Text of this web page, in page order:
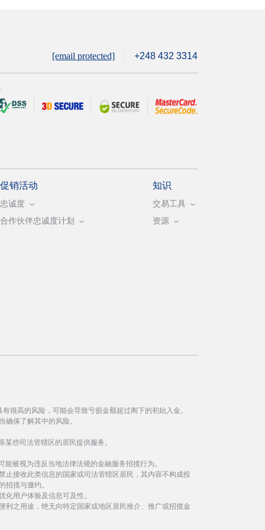
[email protected] +248 432 3314
促销活动
忠诚度
合作伙伴忠诚度计划
知识
交易工具
资源
很高的风险，可能会导致亏损金额超过阁下的初始入金。
确保了解其中的风险。
些司法管辖区的居民提供服务。
被视为违反当地法律法规的金融服务招揽行为。
止接收此类信息的国家或司法管辖区居民，其内容不构成投
招揽与邀约。
化用户体验及信息可及性。
利之用途，绝无向特定国家或地区居民推介、推广或招揽金